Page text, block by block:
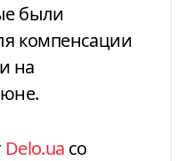
были
компенсации
на
Delo.ua со